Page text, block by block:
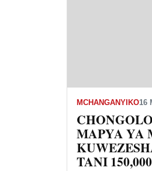
MCHANGANYIKO16
MAPYA YA
TANI 150,000